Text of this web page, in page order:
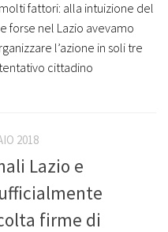
fattori: alla intuizione del
forse nel Lazio avevamo
l’azione in soli tre
cittadino
2018
Lazio e
firme di